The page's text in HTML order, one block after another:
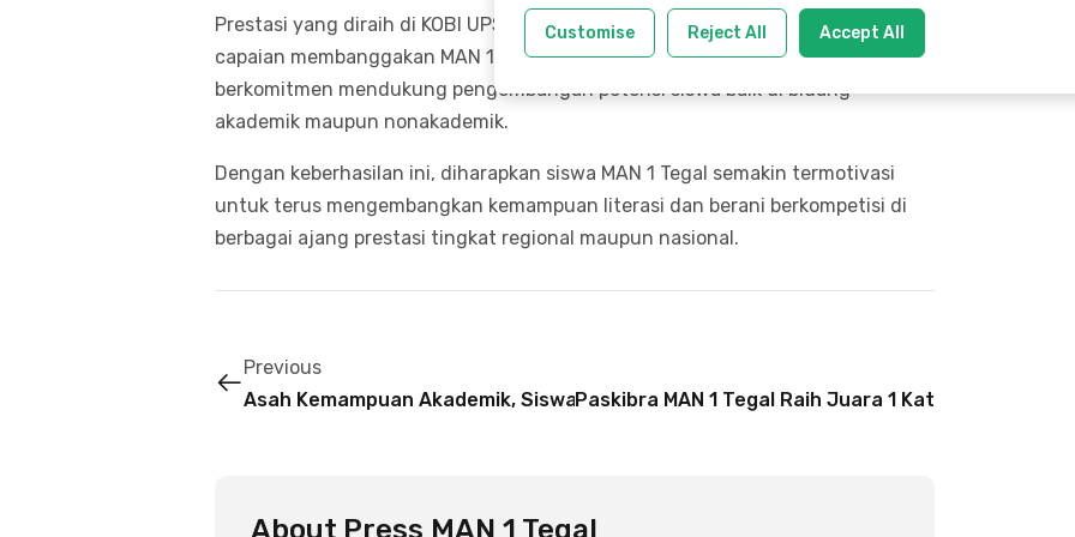
Prestasi yang diraih di KOBI UPS Tegal 2026 semakin menambah deretan
capaian membanggakan MAN 1 Tegal sepanjang tahun 2026. Madrasah terus
berkomitmen mendukung pengembangan potensi siswa baik di bidang
akademik maupun nonakademik.
Dengan keberhasilan ini, diharapkan siswa MAN 1 Tegal semakin termotivasi
untuk terus mengembangkan kemampuan literasi dan berani berkompetisi di
berbagai ajang prestasi tingkat regional maupun nasional.
Previous
Asah Kemampuan Akademik, Siswa MAN 1 Tegal Berkompetisi di OSMA Tingkat
Paskibra MAN 1 Tegal Raih Juara 1 Kategori Mula
About Press MAN 1 Tegal
Customise Reject All Accept All